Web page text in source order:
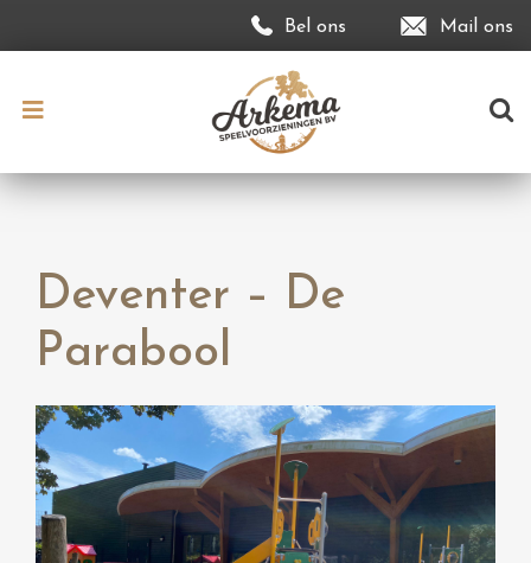
Bel ons Mail ons
Deventer – De
Parabool